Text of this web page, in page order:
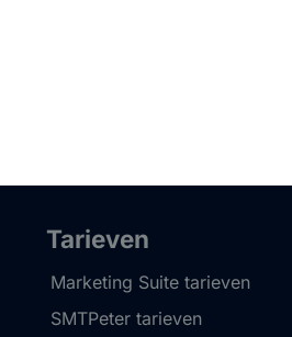
Tarieven
Marketing Suite tarieven
SMTPeter tarieven